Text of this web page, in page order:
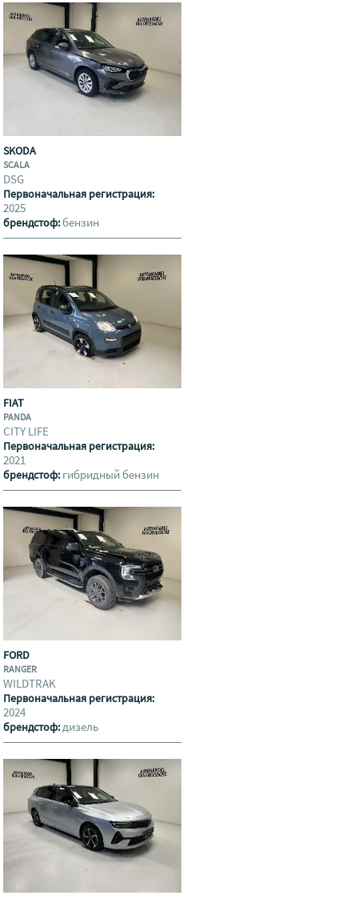
SKODA
SCALA
DSG
Первоначальная регистрация:
2025
брендстоф:бензин
FIAT
PANDA
CITY LIFE
Первоначальная регистрация:
2021
брендстоф: гибридный бензин
FORD
RANGER
WILDTRAK
Первоначальная регистрация:
2024
брендстоф:дизель